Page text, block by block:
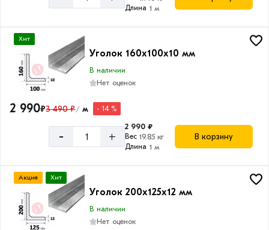
Неравнополочный
Длина 1 м
Хит
Уголок 160х100х10 мм
В наличии
Нет оценок
2 990₽3 490 ₽/ м - 14 %
- +
2 990 ₽
Вес 19.85 кг
Длина 1 м
В корзину
Акция Хит
Уголок 200х125х12 мм
В наличии
Нет оценок